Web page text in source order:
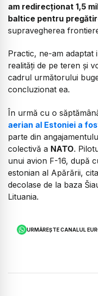
am redirecționat 1,5
baltice pentru
supravegherea
Practic, ne-am adaptat
realități de pe teren și
cadrul următorului
concluzionat ea.
În urmă cu o
aerian al Estoniei a
parte din
colectivă a NATO.
unui avion F-16, după
estonian al Apărării,
decolase de la baza
Lituania.
URMĂREȘTE CANALUL